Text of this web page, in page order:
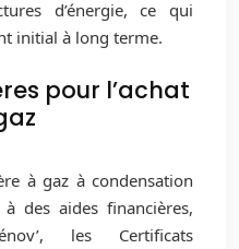
d’énergie, ce qui
initial à long terme.
pour l’achat
à gaz à condensation
des aides financières,
les Certificats